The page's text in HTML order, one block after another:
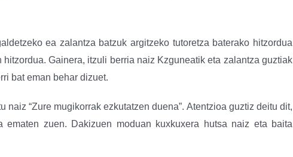
ea zalantza batzuk argitzeko tutoretza baterako hitzordua
Gainera, itzuli berria naiz Kzguneatik eta zalantza guztiak
bat eman behar dizuet.
“Zure mugikorrak ezkutatzen duena”. Atentzioa guztiz deitu dit,
zuen. Dakizuen moduan kuxkuxera hutsa naiz eta baita